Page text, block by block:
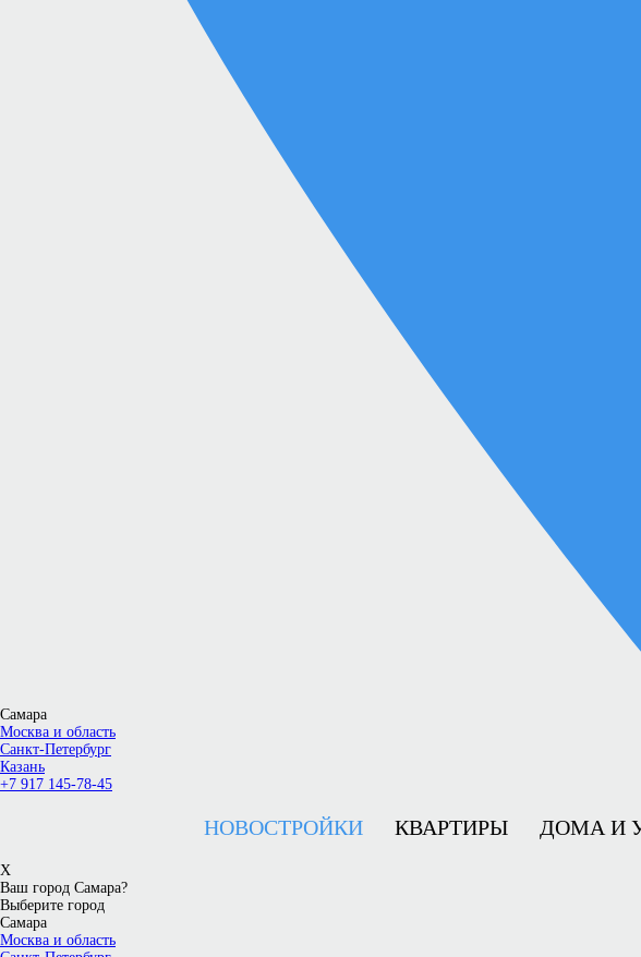
Самара
Москва и область
Санкт-Петербург
Казань
+7 917 145-78-45
НОВОСТРОЙКИ КВАРТИРЫ ДОМА И
X
Ваш город Самара?
Выберите город
Самара
Москва и область